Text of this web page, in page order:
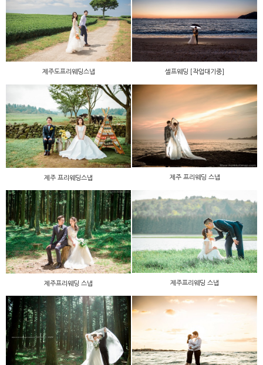
제주도프리웨딩스냅 셀프웨딩 [작업대기중]
제주 프리웨딩스냅 제주 프리웨딩 스냅
제주프리웨딩 스냅 제주프리웨딩 스냅